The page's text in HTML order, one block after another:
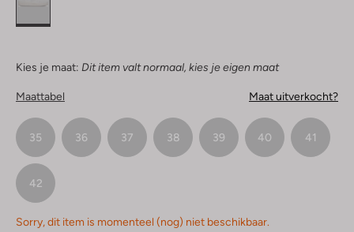
Kies je maat: Dit item valt normaal, kies je eigen maat
Maattabel Maat uitverkocht?
35 36 37 38 39 40 41
42
Sorry, dit item is momenteel (nog) niet beschikbaar.